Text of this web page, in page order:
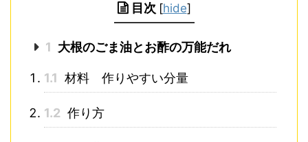
目次 [hide]
1 大根のごま油とお酢の万能だれ
1.1 材料 作りやすい分量
1.2 作り方